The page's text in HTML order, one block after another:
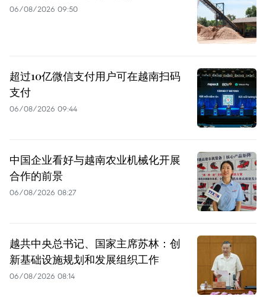
06/08/2026 09:50
超过10亿微信支付用户可在越南扫码
支付
06/08/2026 09:44
中国企业看好与越南农业机械化开展
合作的前景
06/08/2026 08:27
越共中央总书记、国家主席苏林：创
新基础设施规划和发展组织工作
06/08/2026 08:14